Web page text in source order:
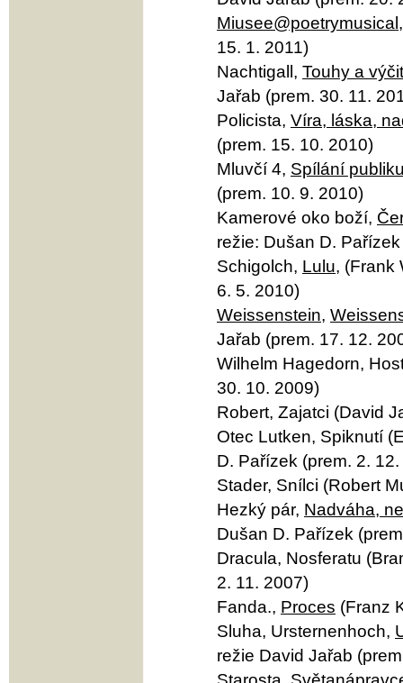
Miusee@poetrymusical
15. 1. 2011)
Nachtigall, Touhy a
Jařab (prem. 30. 11.
Policista, Víra, láska,
(prem. 15. 10. 2010)
Mluvčí 4, Spílání
(prem. 10. 9. 2010)
Kamerové oko boží,
režie: Dušan D.
Schigolch, Lulu, (Frank
6. 5. 2010)
Weissenstein,
Jařab (prem. 17. 12.
Wilhelm Hagedorn,
30. 10. 2009)
Robert, Zajatci (David
Otec Lutken, Spiknutí
D. Pařízek (prem. 2.
Stader, Snílci (Robert
Hezký pár, Nadváha,
Dušan D. Pařízek
Dracula, Nosferatu
2. 11. 2007)
Fanda., Proces (Franz
Sluha, Ursternenhoch,
režie David Jařab